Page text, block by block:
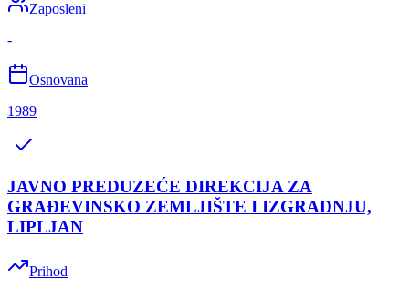
Zaposleni
-
Osnovana
1989
JAVNO PREDUZEĆE DIREKCIJA ZA
GRAĐEVINSKO ZEMLJIŠTE I IZGRADNJU,
LIPLJAN
Prihod